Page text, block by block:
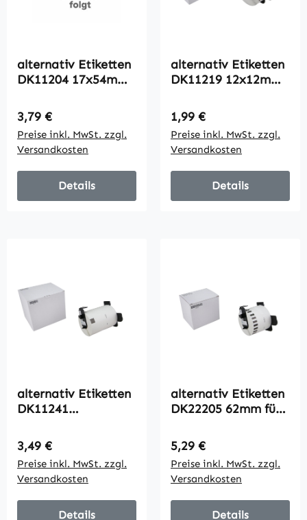
alternativ Etiketten
DK11204 17x54mm
Labels
Regulärer Preis:
3,79 €
Preise inkl. MwSt. zzgl.
Versandkosten
Details
alternativ Etiketten
DK11219 12x12mm
Labels
Regulärer Preis:
1,99 €
Preise inkl. MwSt. zzgl.
Versandkosten
Details
alternativ Etiketten
DK11241
Brother / 200 Labels
Regulärer Preis:
3,49 €
Preise inkl. MwSt. zzgl.
Versandkosten
Details
alternativ Etiketten
DK22205 62mm für
30.48m
Regulärer Preis:
5,29 €
Preise inkl. MwSt. zzgl.
Versandkosten
Details